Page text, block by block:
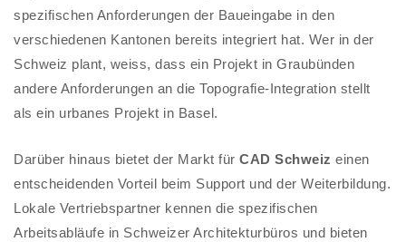
spezifischen Anforderungen der Baueingabe in den
verschiedenen Kantonen bereits integriert hat. Wer in der
Schweiz plant, weiss, dass ein Projekt in Graubünden
andere Anforderungen an die Topografie-Integration stellt
als ein urbanes Projekt in Basel.
Darüber hinaus bietet der Markt für CAD Schweiz einen
entscheidenden Vorteil beim Support und der Weiterbildung.
Lokale Vertriebspartner kennen die spezifischen
Arbeitsabläufe in Schweizer Architekturbüros und bieten